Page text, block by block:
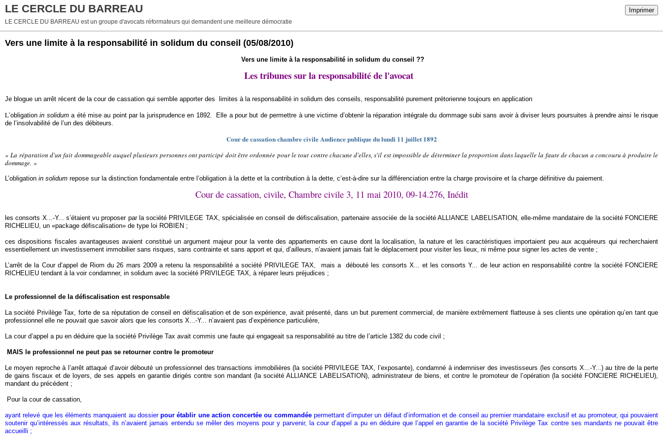
Imprimer
LE CERCLE DU BARREAU
LE CERCLE DU BARREAU est un groupe d'avocats réformateurs qui demandent une meilleure démocratie
Vers une limite à la responsabilité in solidum du conseil (05/08/2010)
Vers une limite à la responsabilité in solidum du conseil ??
Les tribunes sur la responsabilité de l'avocat
Je blogue un arrêt récent de la cour de cassation qui semble apporter des limites à la responsabilité in solidum des conseils, responsabilité purement prétorienne toujours en application
L’obligationin soliduma été mise au point par la jurisprudence en 1892.
Elle a pour but de permettre à une victime d’obtenir la réparation intégrale du dommage subi sans avoir à diviser leurs poursuites à prendre ainsi le risque
de l’insolvabilité de l’un des débiteurs.
Cour de cassation chambre civile Audience publique du lundi 11 juillet 1892
« La réparation d'un fait dommageable auquel plusieurs personnes ont participé doit être ordonnée pour le tout contre chacune d'elles, s'il est impossible de déterminer la proportion dans laquelle la faute de chacun a concouru à produire le
dommage. »
L’obligation in solidum repose sur la distinction fondamentale entre l’obligation à la dette et la contribution à la dette, c’est-à-dire sur la différenciation entre la charge provisoire et la charge définitive du paiement.
Cour de cassation, civile, Chambre civile 3, 11 mai 2010, 09-14.276, Inédit
les consorts X...-Y... s’étaient vu proposer par la société PRIVILEGE TAX, spécialisée en conseil de défiscalisation, partenaire associée de la société ALLIANCE LABELISATION, elle-même mandataire de la société FONCIERE
RICHELIEU, un «package défiscalisation» de type loi ROBIEN ;
ces dispositions fiscales avantageuses avaient constitué un argument majeur pour la vente des appartements en cause dont la localisation, la nature et les caractéristiques importaient peu aux acquéreurs qui recherchaient
essentiellement un investissement immobilier sans risques, sans contrainte et sans apport et qui, d’ailleurs, n’avaient jamais fait le déplacement pour visiter les lieux, ni même pour signer les actes de vente ;
L’arrêt de la Cour d’appel de Riom du 26 mars 2009 a retenu la responsabilité a société PRIVILEGE TAX, mais a
débouté les consorts X... et les consorts Y... de leur action en responsabilité contre la société FONCIERE
RICHELIEU tendant à la voir condamner, in solidum avec la société PRIVILEGE TAX, à réparer leurs préjudices ;
Le professionnel de la défiscalisation est responsable
La société Privilège Tax, forte de sa réputation de conseil en défiscalisation et de son expérience, avait présenté, dans un but purement commercial, de manière extrêmement flatteuse à ses clients une opération qu’en tant que
professionnel elle ne pouvait que savoir alors que les consorts X...-Y... n’avaient pas d’expérience particulière,
La cour d’appel a pu en déduire que la société Privilège Tax avait commis une faute qui engageait sa responsabilité au titre de l’article 1382 du code civil ;
MAIS le professionnel ne peut pas se retourner contre le promoteur
Le moyen reproche à l’arrêt attaqué d’avoir débouté un professionnel des transactions immobilières (la société PRIVILEGE TAX, l’exposante), condamné à indemniser des investisseurs (les consorts X...-Y...) au titre de la perte
de gains fiscaux et de loyers, de ses appels en garantie dirigés contre son mandant (la société ALLIANCE LABELISATION), administrateur de biens, et contre le promoteur de l’opération (la société FONCIERE RICHELIEU),
mandant du précédent ;
Pour la cour de cassation,
ayant relevé que les éléments manquaient au dossierpour établir une action concertée ou commandéepermettant d’imputer un défaut d’information et de conseil au premier mandataire exclusif et au promoteur, qui pouvaient
soutenir qu’intéressés aux résultats, ils n’avaient jamais entendu se mêler des moyens pour y parvenir, la cour d’appel a pu en déduire que l’appel en garantie de la société Privilège Tax contre ses mandants ne pouvait être
accueilli ;